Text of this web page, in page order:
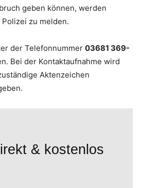
geben können, werden
zu melden.
der Telefonnummer 03681 369-
Bei der Kontaktaufnahme wird
Aktenzeichen
& kostenlos